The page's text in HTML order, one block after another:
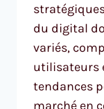
du digital
variés,
utilisateurs
tendances
marché en